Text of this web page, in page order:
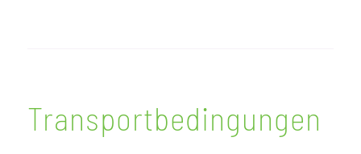
Transportbedingungen